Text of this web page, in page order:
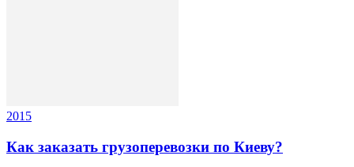
2015
Как заказать грузоперевозки по Киеву?